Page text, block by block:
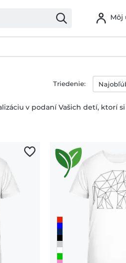
Môj
v podaní Vašich detí, ktorí
Triedenie: